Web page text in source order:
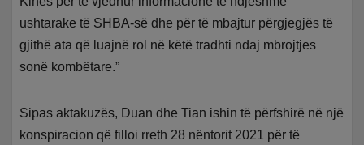
ushtarake të SHBA-së dhe për të mbajtur përgjegjës të
gjithë ata që luajnë rol në këtë tradhti ndaj mbrojtjes
sonë kombëtare.”
Sipas aktakuzës, Duan dhe Tian ishin të përfshirë në një
konspiracion që filloi rreth 28 nëntorit 2021 për të